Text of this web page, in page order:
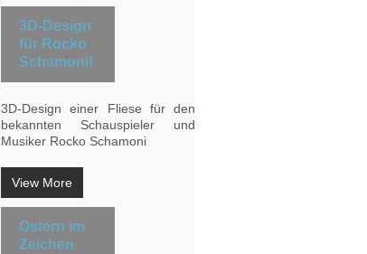
3D-Design
für Rocko
Schamoni!
3D-Design einer Fliese für den
bekannten Schauspieler und
Musiker Rocko Schamoni
View More
Ostern im
Zeichen